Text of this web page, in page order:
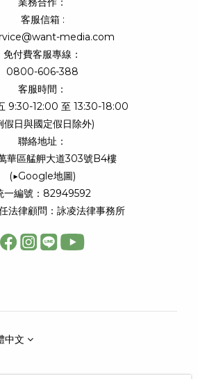
客服信箱 :
media.com
免付費客服專線：
0800-606-388
客服時間：
9:30-12:00 至 13:30-18:00
假日與國定假日除外)
聯絡地址：
華區艋舺大道303號B4樓
(▶Google地圖)
一編號：82949592
法律顧問：詠凌法律事務所
中文